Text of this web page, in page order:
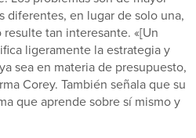
diferentes, en lugar de solo una,
tan interesante. «[Un
ligeramente la estrategia y
sea en materia de presupuesto,
Corey. También señala que su
que aprende sobre sí mismo y